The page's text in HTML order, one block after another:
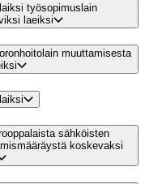
työsopimuslain
laeiksi
muuttamisesta
sähköisten
koskevaksi